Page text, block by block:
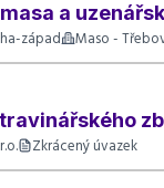
a
západ Maso -
Zkrácený úvazek